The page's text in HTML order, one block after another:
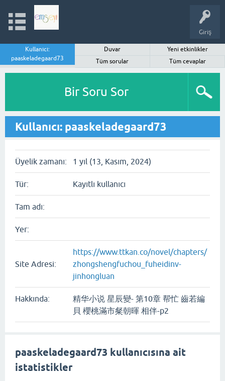
Giriş
Kullanıcı:
paaskeladegaard73
Duvar
Yeni etkinlikler
Tüm sorular
Tüm cevaplar
Bir Soru Sor
Kullanıcı: paaskeladegaard73
Üyelik zamanı: 1 yıl (13, Kasım, 2024)
Tür: Kayıtlı kullanıcı
Tam adı:
Yer:
Site Adresi:
https://www.ttkan.co/novel/chapters/
zhongshengfuchou_fuheidinv-
jinhongluan
Hakkında:
精华小说 星辰變- 第10章 帮忙 齒若編
貝 櫻桃滿市粲朝暉 相伴-p2
paaskeladegaard73 kullanıcısına ait
istatistikler